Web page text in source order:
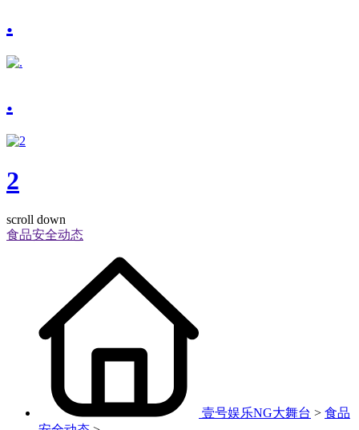
.
.
2
scroll down
食品安全动态
壹号娱乐NG大舞台 > 食品